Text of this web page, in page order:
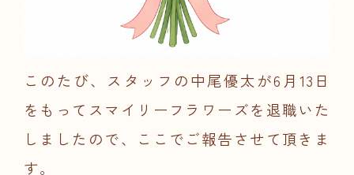
このたび、スタッフの中尾優太が6月13日
をもってスマイリーフラワーズを退職いた
しましたので、ここでご報告させて頂きま
す。